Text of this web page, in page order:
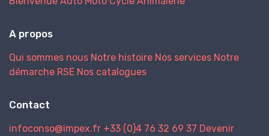
A propos
Qui sommes nous Notre histoire Nos services Notre
démarche RSE Nos catalogues
Contact
infoconso@impex.fr +33 (0)4 76 32 69 37 Devenir